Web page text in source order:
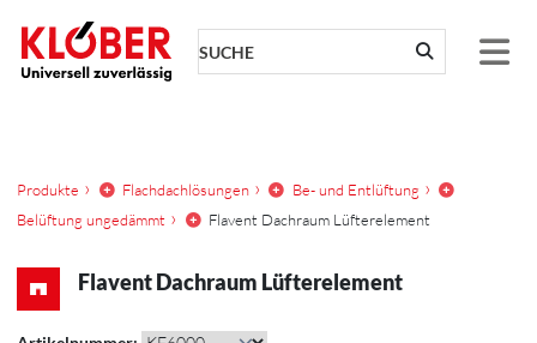
Produkte Flachdachlösungen
Be- und Entlüftung
Belüftung ungedämmt
Flavent Dachraum Lüfterelement
Flavent Dachraum Lüfterelement